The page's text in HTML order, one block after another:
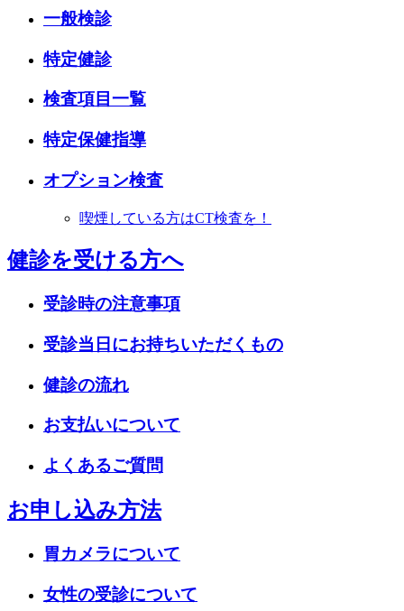
一般検診
特定健診
検査項目一覧
特定保健指導
オプション検査
喫煙している方はCT検査を！
健診を受ける方へ
受診時の注意事項
受診当日にお持ちいただくもの
健診の流れ
お支払いについて
よくあるご質問
お申し込み方法
胃カメラについて
女性の受診について